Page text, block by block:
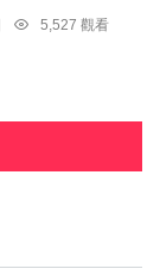
5,527 觀看